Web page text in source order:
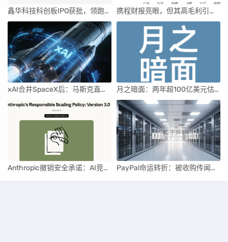
鑫华科技科创板IPO获批，领跑国内半导体材料市场 携程财报亮眼，但其高毛利引发行业争议
xAI合并SpaceX后：马斯克直接介入，团队压力激增 月之暗面：两年超100亿美元估值，K2.5引领AI新纪元
Anthropic撤销安全承诺：AI竞赛中的伦理与商业博弈 PayPal命运转折：被收购传闻与行业重构